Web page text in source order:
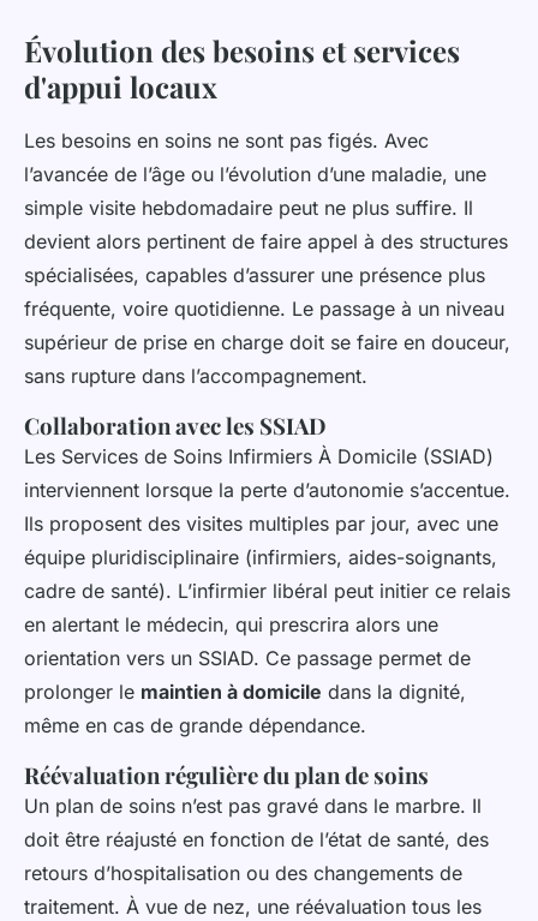
Évolution des besoins et services
d'appui locaux
Les besoins en soins ne sont pas figés. Avec
l’avancée de l’âge ou l’évolution d’une maladie, une
simple visite hebdomadaire peut ne plus suffire. Il
devient alors pertinent de faire appel à des structures
spécialisées, capables d’assurer une présence plus
fréquente, voire quotidienne. Le passage à un niveau
supérieur de prise en charge doit se faire en douceur,
sans rupture dans l’accompagnement.
Collaboration avec les SSIAD
Les Services de Soins Infirmiers À Domicile (SSIAD)
interviennent lorsque la perte d’autonomie s’accentue.
Ils proposent des visites multiples par jour, avec une
équipe pluridisciplinaire (infirmiers, aides-soignants,
cadre de santé). L’infirmier libéral peut initier ce relais
en alertant le médecin, qui prescrira alors une
orientation vers un SSIAD. Ce passage permet de
prolonger le maintien à domicile dans la dignité,
même en cas de grande dépendance.
Réévaluation régulière du plan de soins
Un plan de soins n’est pas gravé dans le marbre. Il
doit être réajusté en fonction de l’état de santé, des
retours d’hospitalisation ou des changements de
traitement. À vue de nez, une réévaluation tous les